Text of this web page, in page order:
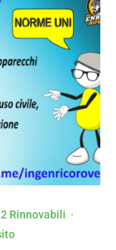
Rinnovabili ·